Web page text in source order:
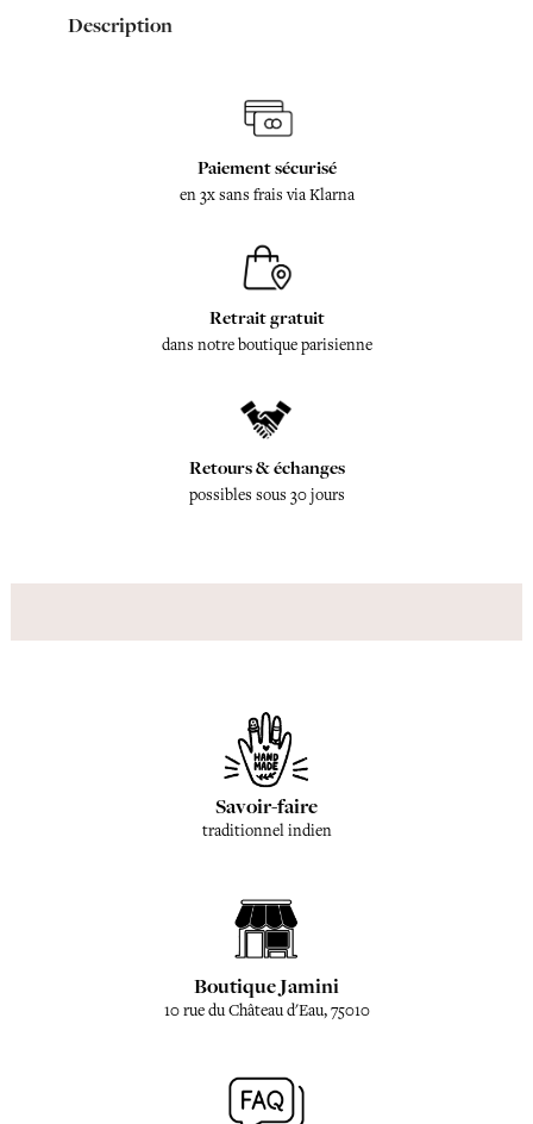
Description
Paiement sécurisé
en 3x sans frais via Klarna
Retrait gratuit
dans notre boutique parisienne
Retours & échanges
possibles sous 30 jours
Savoir-faire
traditionnel indien
Boutique Jamini
10 rue du Château d'Eau, 75010